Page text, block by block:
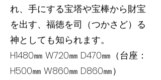
れ、手にする宝塔や宝棒から財宝
を出す、福徳を司（つかさど）る
神としても知られます。
H1480㎜ W720㎜ D470㎜（台座：
H500㎜ W860㎜ D860㎜）